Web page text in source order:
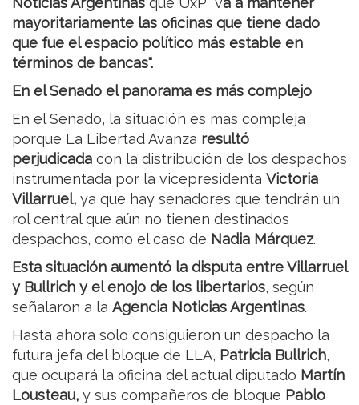
mayoritariamente las oficinas que tiene dado
que fue el espacio político más estable en
términos de bancas".
En el Senado el panorama es más complejo
En el Senado, la situación es mas compleja
porque La Libertad Avanza resultó
perjudicada con la distribución de los despachos
instrumentada por la vicepresidenta Victoria
Villarruel, ya que hay senadores que tendrán un
rol central que aún no tienen destinados
despachos, como el caso de Nadia Márquez.
Esta situación aumentó la disputa entre Villarruel
y Bullrich y el enojo de los libertarios, según
señalaron a la Agencia Noticias Argentinas.
Hasta ahora solo consiguieron un despacho la
futura jefa del bloque de LLA, Patricia Bullrich,
que ocupará la oficina del actual diputado Martín
Lousteau, y sus compañeros de bloque Pablo